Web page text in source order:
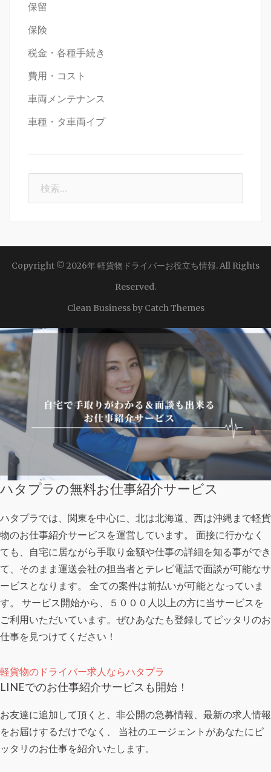
保留
保険
税金・各種手続き
費用・コスト
車両メンテナンス
車種・タ車両イプ
Copyright © 2026年軽貨物ドライバーお役立ち情報. All Rights
Reserved.
Clean Business by Catch Themes
ハタプラの無料お仕事紹介サービス
ハタプラでは、関東を中心に、北は北海道、西は沖縄まで軽貨
物のお仕事紹介サービスを運営しています。 面接に行かなく
ても、自宅に居ながら手取り金額や仕事の詳細を知る事ができ
て、そのまま運送会社の担当者とテレビ電話で面談が可能なサ
ービスとなります。 全ての案件は前払いが可能となっていま
す。 サービス開始から、５０００人以上の方に当サービスを
ご利用いただいています。ぜひあなたも登録してピッタリのお
仕事を見つけてください！
軽貨物のドライバー求人ならハタプラ
LINEでのお仕事紹介サービスも開始！
お友達に追加して頂くと、非公開の急募情報、最新の求人情報
をお届けするだけでなく、 当社のエージェントがあなたにピ
ッタリのお仕事を紹介いたします。